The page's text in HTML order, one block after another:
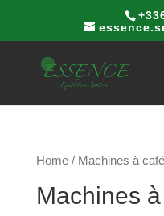
Home/ Machines à café
Machines